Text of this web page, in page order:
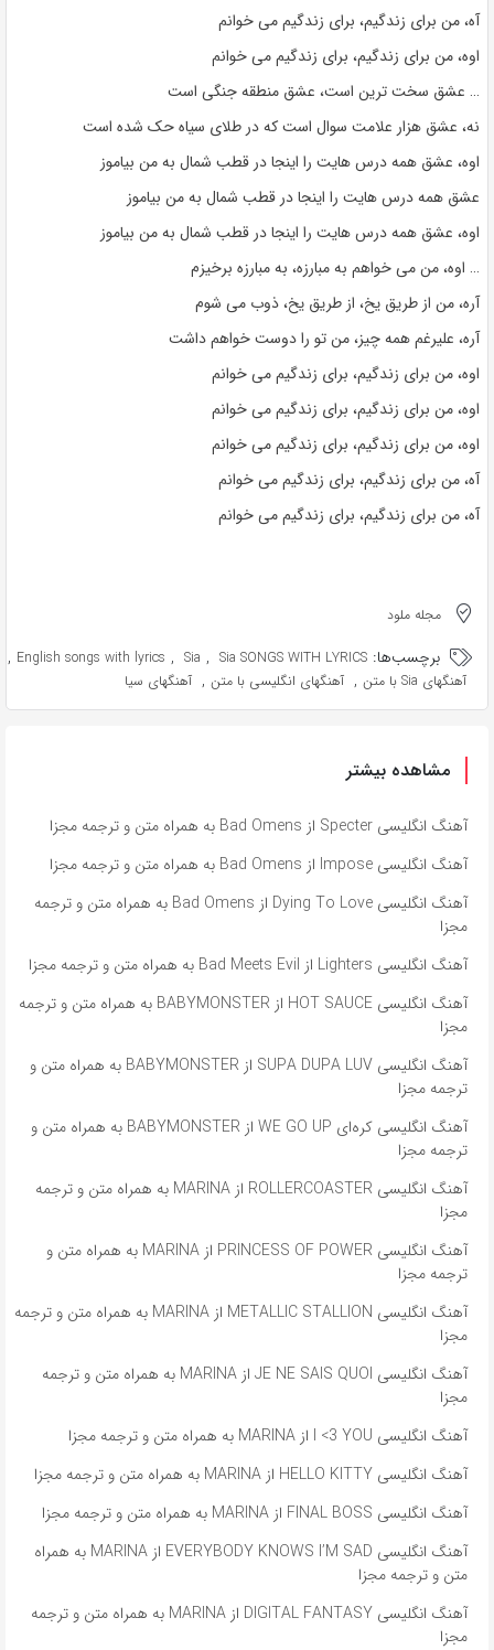
آه، من برای زندگیم، برای زندگیم می خوانم
اوه، من برای زندگیم، برای زندگیم می خوانم
… عشق سخت ترین است، عشق منطقه جنگی است
نه، عشق هزار علامت سوال است که در طلای سیاه حک شده است
اوه، عشق همه درس هایت را اینجا در قطب شمال به من بیاموز
عشق همه درس هایت را اینجا در قطب شمال به من بیاموز
اوه، عشق همه درس هایت را اینجا در قطب شمال به من بیاموز
… اوه، من می خواهم به مبارزه، به مبارزه برخیزم
آره، من از طریق یخ، از طریق یخ، ذوب می شوم
آره، علیرغم همه چیز، من تو را دوست خواهم داشت
اوه، من برای زندگیم، برای زندگیم می خوانم
اوه، من برای زندگیم، برای زندگیم می خوانم
اوه، من برای زندگیم، برای زندگیم می خوانم
آه، من برای زندگیم، برای زندگیم می خوانم
آه، من برای زندگیم، برای زندگیم می خوانم
مجله ملود
برچسب‌ها: English songs with lyrics , Sia , Sia SONGS WITH LYRICS
,
آهنگهای Sia با متن , آهنگهای انگلیسی با متن , آهنگهای سیا
مشاهده بیشتر
آهنگ انگلیسی Specter از Bad Omens به همراه متن و ترجمه مجزا
آهنگ انگلیسی Impose از Bad Omens به همراه متن و ترجمه مجزا
آهنگ انگلیسی Dying To Love از Bad Omens به همراه متن و ترجمه
مجزا
آهنگ انگلیسی Lighters از Bad Meets Evil به همراه متن و ترجمه مجزا
آهنگ انگلیسی HOT SAUCE از BABYMONSTER به همراه متن و ترجمه
مجزا
آهنگ انگلیسی SUPA DUPA LUV از BABYMONSTER به همراه متن و
ترجمه مجزا
آهنگ انگلیسی کره‌ای WE GO UP از BABYMONSTER به همراه متن و
ترجمه مجزا
آهنگ انگلیسی ROLLERCOASTER از MARINA به همراه متن و ترجمه
مجزا
آهنگ انگلیسی PRINCESS OF POWER از MARINA به همراه متن و
ترجمه مجزا
آهنگ انگلیسی METALLIC STALLION از MARINA به همراه متن و ترجمه
مجزا
آهنگ انگلیسی JE NE SAIS QUOI از MARINA به همراه متن و ترجمه
مجزا
آهنگ انگلیسی I <3 YOU از MARINA به همراه متن و ترجمه مجزا
آهنگ انگلیسی HELLO KITTY از MARINA به همراه متن و ترجمه مجزا
آهنگ انگلیسی FINAL BOSS از MARINA به همراه متن و ترجمه مجزا
آهنگ انگلیسی EVERYBODY KNOWS I’M SAD از MARINA به همراه
متن و ترجمه مجزا
آهنگ انگلیسی DIGITAL FANTASY از MARINA به همراه متن و ترجمه
مجزا